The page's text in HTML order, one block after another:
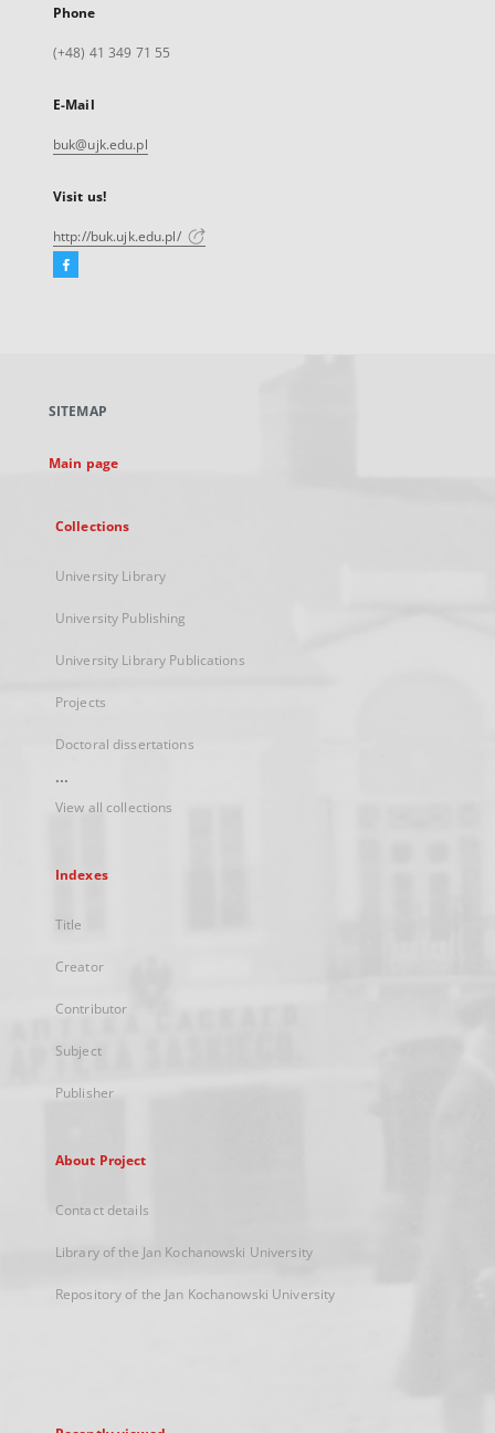
Phone
(+48) 41 349 71 55
E-Mail
buk@ujk.edu.pl
Visit us!
http://buk.ujk.edu.pl/
Facebook
new
SITEMAP
Main page
Collections
University Library
University Publishing
University Library Publications
Projects
Doctoral dissertations
...
View all collections
Indexes
Title
Creator
Contributor
Subject
Publisher
About Project
Contact details
Library of the Jan Kochanowski University
Repository of the Jan Kochanowski University